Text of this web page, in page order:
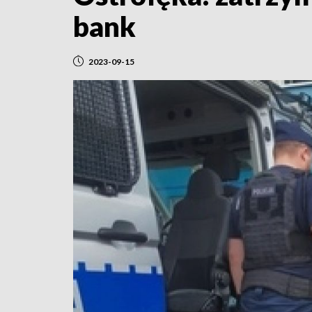
bank
2023-09-15